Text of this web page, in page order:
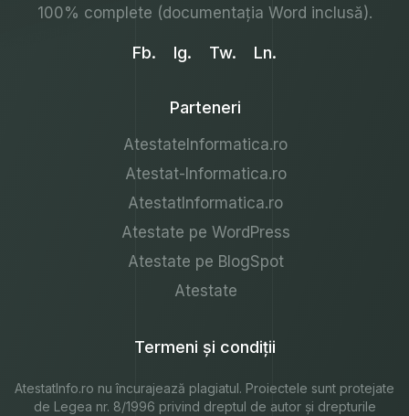
100% complete (documentația Word inclusă).
Fb. Ig. Tw. Ln.
Parteneri
AtestateInformatica.ro
Atestat-Informatica.ro
AtestatInformatica.ro
Atestate pe WordPress
Atestate pe BlogSpot
Atestate
Termeni și condiții
AtestatInfo.ro nu încurajează plagiatul. Proiectele sunt protejate
de Legea nr. 8/1996 privind dreptul de autor și drepturile